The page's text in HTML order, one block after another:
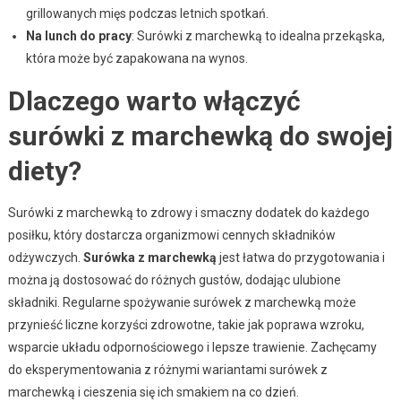
grillowanych mięs podczas letnich spotkań.
Na lunch do pracy: Surówki z marchewką to idealna przekąska,
która może być zapakowana na wynos.
Dlaczego warto włączyć
surówki z marchewką do swojej
diety?
Surówki z marchewką to zdrowy i smaczny dodatek do każdego
posiłku, który dostarcza organizmowi cennych składników
odżywczych. Surówka z marchewką jest łatwa do przygotowania i
można ją dostosować do różnych gustów, dodając ulubione
składniki. Regularne spożywanie surówek z marchewką może
przynieść liczne korzyści zdrowotne, takie jak poprawa wzroku,
wsparcie układu odpornościowego i lepsze trawienie. Zachęcamy
do eksperymentowania z różnymi wariantami surówek z
marchewką i cieszenia się ich smakiem na co dzień.